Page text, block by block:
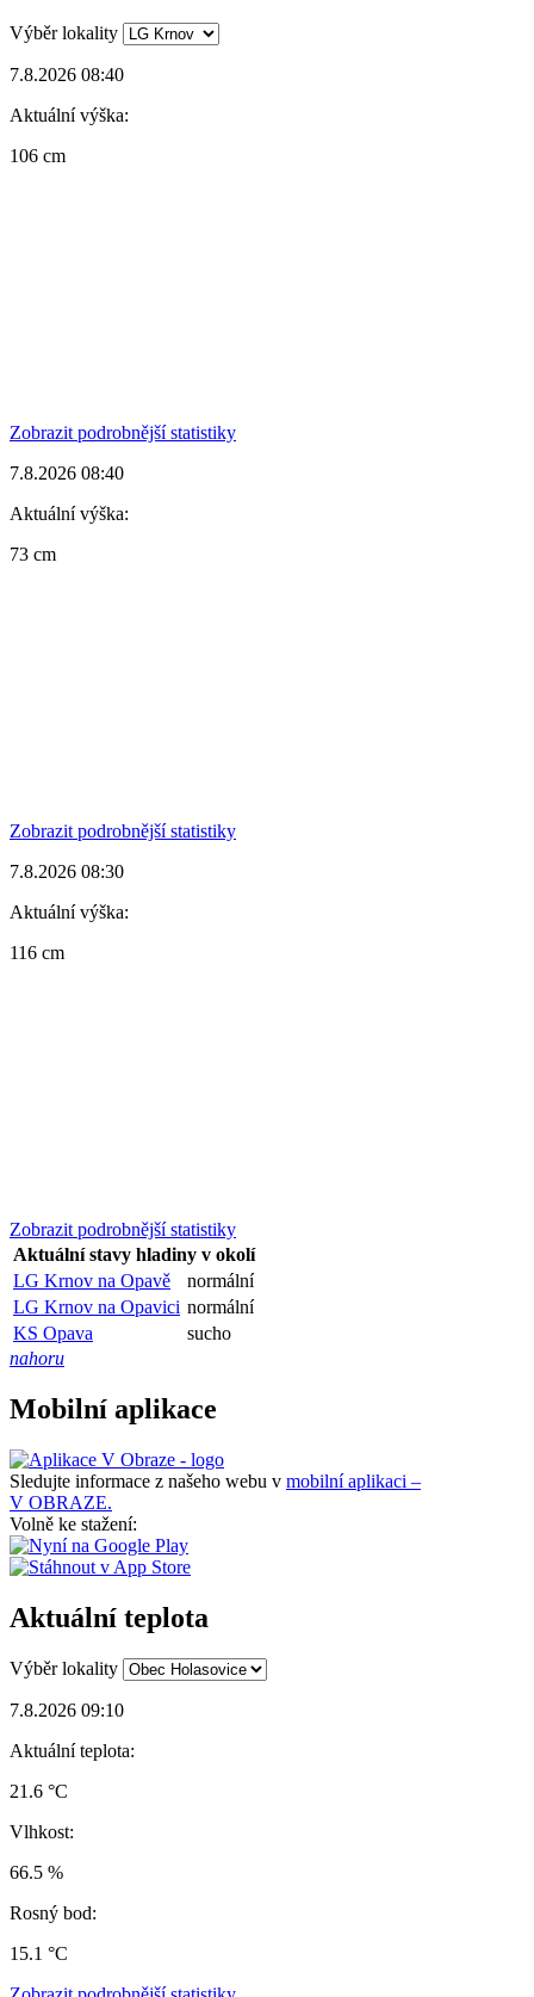
Výběr lokality
7.8.2026 08:40
Aktuální výška:
106 cm
Zobrazit podrobnější statistiky
7.8.2026 08:40
Aktuální výška:
73 cm
Zobrazit podrobnější statistiky
7.8.2026 08:30
Aktuální výška:
116 cm
Zobrazit podrobnější statistiky
Aktuální stavy hladiny v okolí
LG Krnov na Opavě
normální
LG Krnov na Opavici normální
KS Opava
sucho
nahoru
Mobilní aplikace
Sledujte informace z našeho webu v mobilní aplikaci –
V OBRAZE.
Volně ke stažení:
Aktuální teplota
Výběr lokality
7.8.2026 09:10
Aktuální teplota:
21.6 °C
Vlhkost:
66.5 %
Rosný bod:
15.1 °C